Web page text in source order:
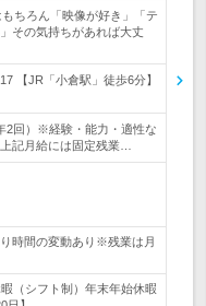
ちろん「映像が好き」「テ
その気持ちがあれば大丈
【JR「小倉駅」徒歩6分】
2回）※経験・能力・適性な
記月給には固定残業…
時間の変動あり※残業は月
（シフト制）年末年始休暇